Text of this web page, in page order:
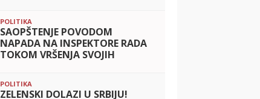
POLITIKA
SAOPŠTENJE POVODOM
NAPADA NA INSPEKTORE RADA
TOKOM VRŠENJA SVOJIH
POLITIKA
ZELENSKI DOLAZI U SRBIJU!